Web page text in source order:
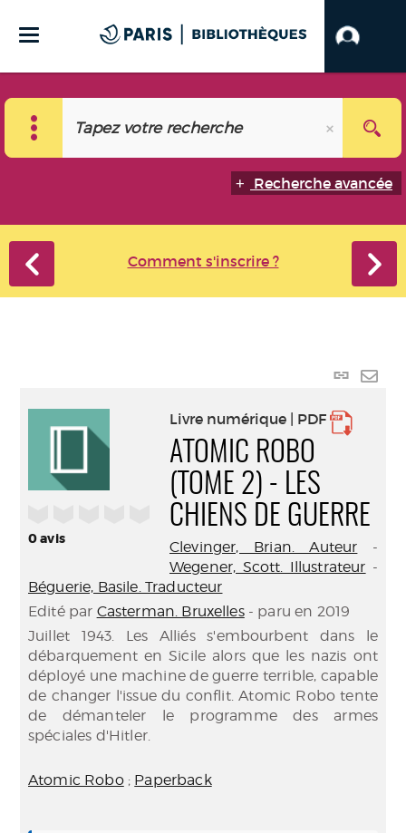
Recherche avancée
Comment s'inscrire ?
Lien
0avis
Livre numérique | PDF
ATOMIC ROBO
(TOME 2) - LES
CHIENS DE GUERRE
Clevinger, Brian. Auteur -
Wegener, Scott. Illustrateur -
Béguerie, Basile. Traducteur
Edité par Casterman. Bruxelles- paru en 2019
Juillet 1943. Les Alliés s'embourbent dans le
débarquement en Sicile alors que les nazis ont
déployé une machine de guerre terrible, capable
de changer l'issue du conflit. Atomic Robo tente
de démanteler le programme des armes
spéciales d'Hitler.
Atomic Robo; Paperback